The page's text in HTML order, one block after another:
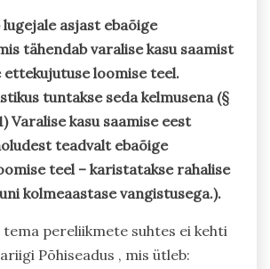
asjast ebaõige
tähendab varalise kasu saamist
ettekujutuse loomise teel.
tuntakse seda kelmusena (§
Varalise kasu saamise eest
teadvalt ebaõige
teel – karistatakse rahalise
kolmeaastase vangistusega.).
pereliikmete suhtes ei kehti
Põhiseadus , mis ütleb: